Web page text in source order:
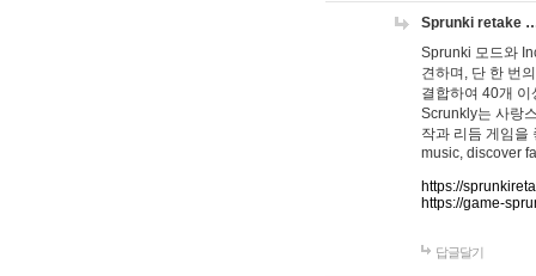
Sprunki retake
Sprunki 모드와
견하며, 단 한 번
결합하여 40개
Scrunkly는 사랑
작과 리듬 게임을
music, discover
https://
https://game-
답글달기